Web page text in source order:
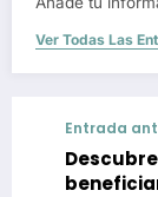
Ver Todas Las
Entrada